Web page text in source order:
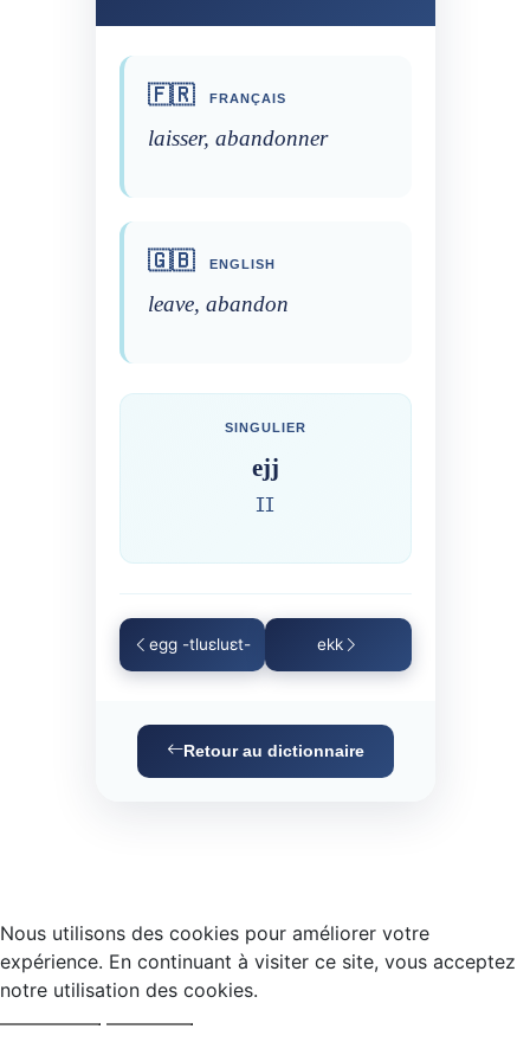
🇫🇷 FRANÇAIS
laisser, abandonner
🇬🇧 ENGLISH
leave, abandon
SINGULIER
ejj
ⵊⵊ
egg -tluɛluɛt- ekk
Retour au dictionnaire
Nous utilisons des cookies pour améliorer votre
expérience. En continuant à visiter ce site, vous acceptez
notre utilisation des cookies.